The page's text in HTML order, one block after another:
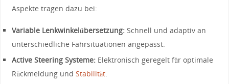
Aspekte tragen⁢ dazu bei:
Variable Lenkwinkelübersetzung:Schnell und adaptiv an
unterschiedliche Fahrsituationen angepasst.
Active Steering Systeme:Elektronisch geregelt für optimale
Rückmeldung und Stabilität.